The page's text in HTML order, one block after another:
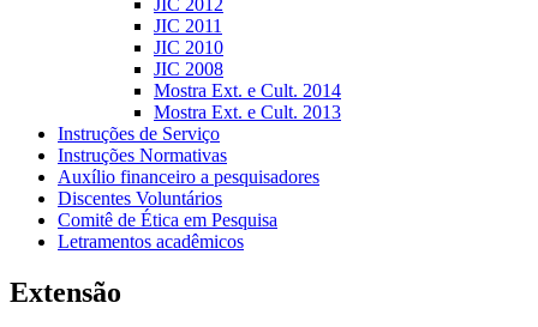
JIC 2012
JIC 2011
JIC 2010
JIC 2008
Mostra Ext. e Cult. 2014
Mostra Ext. e Cult. 2013
Instruções de Serviço
Instruções Normativas
Auxílio financeiro a pesquisadores
Discentes Voluntários
Comitê de Ética em Pesquisa
Letramentos acadêmicos
Extensão